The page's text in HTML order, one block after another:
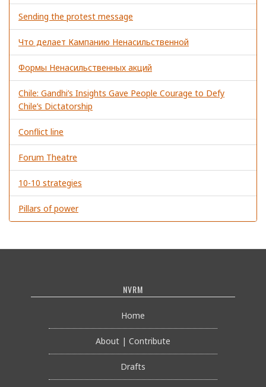
Sending the protest message
Что делает Кампанию Ненасильственной
Формы Ненасильственных акций
Chile: Gandhi’s Insights Gave People Courage to Defy
Chile’s Dictatorship
Conflict line
Forum Theatre
10-10 strategies
Pillars of power
NVRM
Home
About | Contribute
Drafts